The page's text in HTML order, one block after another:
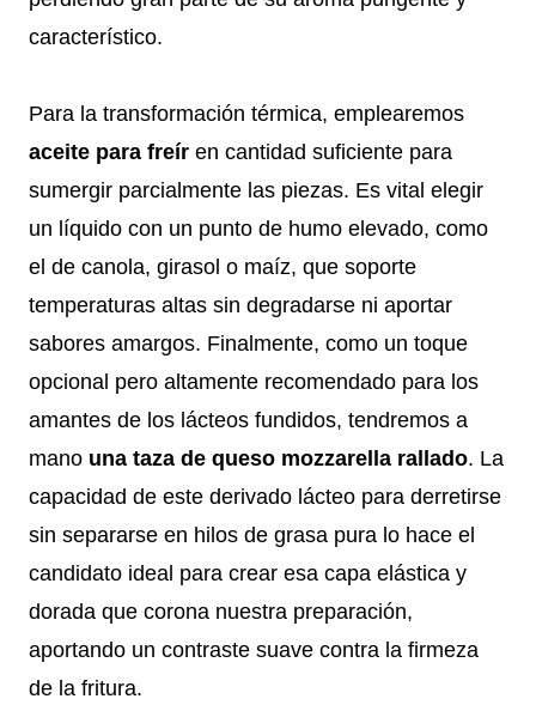
característico.
Para la transformación térmica, emplearemos
aceite para freír en cantidad suficiente para
sumergir parcialmente las piezas. Es vital elegir
un líquido con un punto de humo elevado, como
el de canola, girasol o maíz, que soporte
temperaturas altas sin degradarse ni aportar
sabores amargos. Finalmente, como un toque
opcional pero altamente recomendado para los
amantes de los lácteos fundidos, tendremos a
mano una taza de queso mozzarella rallado. La
capacidad de este derivado lácteo para derretirse
sin separarse en hilos de grasa pura lo hace el
candidato ideal para crear esa capa elástica y
dorada que corona nuestra preparación,
aportando un contraste suave contra la firmeza
de la fritura.